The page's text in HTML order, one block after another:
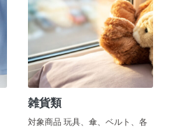
雑貨類
対象商品 玩具、傘、ベルト、各